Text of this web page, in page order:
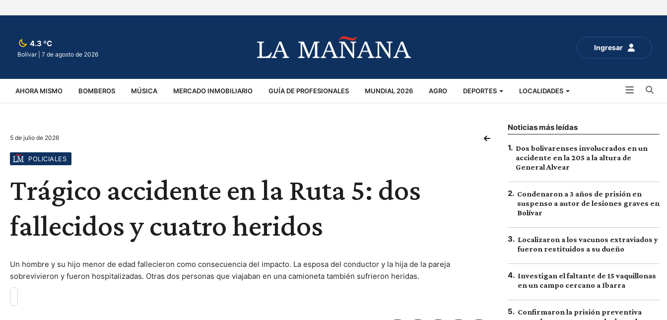
Ingresar
4.3 ºC
Bolívar | 7 de agosto de 2026
AHORA MISMO BOMBEROS MÚSICA MERCADO INMOBILIARIO GUÍA DE PROFESIONALES MUNDIAL 2026 AGRO DEPORTES LOCALIDADES
VIRALES ACCIDENTES
5 de julio de 2026
POLICIALES
Trágico accidente en la Ruta 5: dos
fallecidos y cuatro heridos
Un hombre y su hijo menor de edad fallecieron como consecuencia del impacto. La esposa del conductor y la hija de la pareja
sobrevivieron y fueron hospitalizadas. Otras dos personas que viajaban en una camioneta también sufrieron heridas.
Noticias más leídas
1. Dos bolivarenses involucrados en un
accidente en la 205 a la altura de
General Alvear
2. Condenaron a 3 años de prisión en
suspenso a autor de lesiones graves en
Bolívar
3. Localizaron a los vacunos extraviados y
fueron restituidos a su dueño
4. Investigan el faltante de 15 vaquillonas
en un campo cercano a Ibarra
5. Confirmaron la prisión preventiva